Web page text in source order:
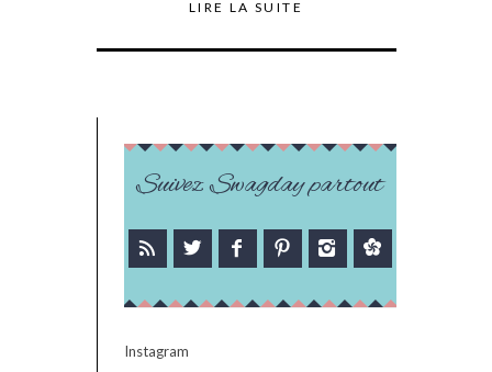
LIRE LA SUITE
Suivez Swagday partout
Instagram